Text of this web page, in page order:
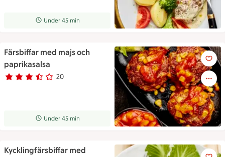
Receptet tar Under 45 min att tillaga
Under 45 min
Färsbiffar med majs och
paprikasalsa
Betyg 3.1 av 5. 20
20 personer har röstat
Receptet tar Under 45 min att tillaga
Under 45 min
Färsbiffar med majs och
Kycklingfärsbiffar med
Kycklingfärsbiffar med